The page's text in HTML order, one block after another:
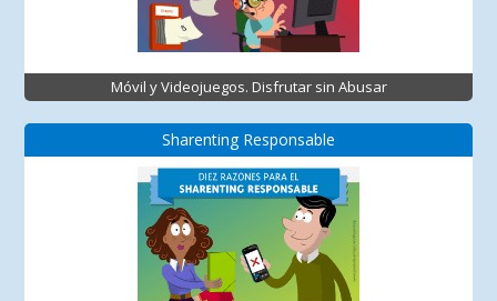
Móvil y Videojuegos. Disfrutar sin Abusar
Sharenting Responsable